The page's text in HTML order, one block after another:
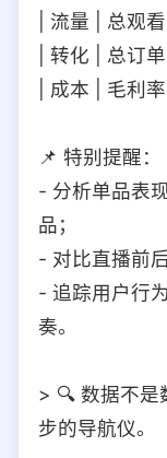
| 流量 | 总观
| 转化 | 总订
| 成本 | 毛利
📌 特别提醒：
- 分析单品表
品；
- 对比直播前
- 追踪用户行
奏。
> 🔍 数据不是
步的导航仪。